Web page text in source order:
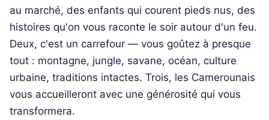
au marché, des enfants qui courent pieds nus, des
histoires qu'on vous raconte le soir autour d'un feu.
Deux, c'est un carrefour — vous goûtez à presque
tout : montagne, jungle, savane, océan, culture
urbaine, traditions intactes. Trois, les Camerounais
vous accueilleront avec une générosité qui vous
transformera.